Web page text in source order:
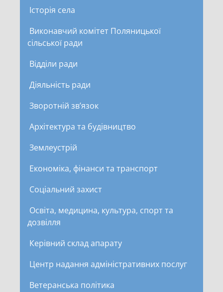
Історія села
Виконавчий комітет Поляницької
сільської ради
Відділи ради
Діяльність ради
Зворотній зв’язок
Архітектура та будівництво
Землеустрій
Економіка, фінанси та транспорт
Соціальний захист
Освіта, медицина, культура, спорт та
дозвілля
Керівний склад апарату
Центр надання адміністративних послуг
Ветеранська політика